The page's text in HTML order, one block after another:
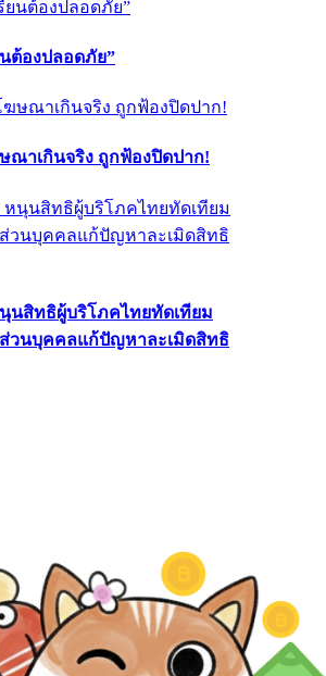
ต้องปลอดภัย”
ณาเกินจริง ถูกฟ้องปิดปาก!
นสิทธิผู้บริโภคไทยทัดเทียม
วนบุคคลแก้ปัญหาละเมิดสิทธิ